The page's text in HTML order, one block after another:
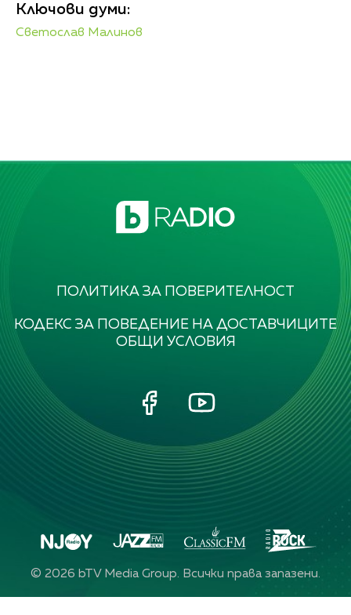
Ключови думи:
Светослав Малинов
ПОЛИТИКА ЗА ПОВЕРИТЕЛНОСТ
КОДЕКС ЗА ПОВЕДЕНИЕ НА ДОСТАВЧИЦИТЕ
ОБЩИ УСЛОВИЯ
© 2026 bTV Media Group. Всички права запазени.